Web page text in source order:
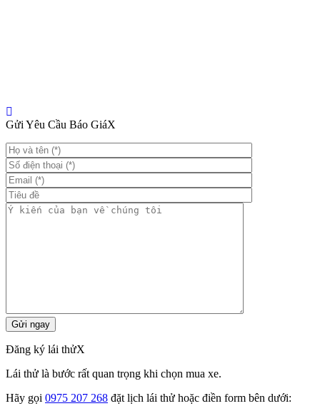
Gửi Yêu Cầu Báo GiáX
Đăng ký lái thửX
Lái thử là bước rất quan trọng khi chọn mua xe.
Hãy gọi 0975 207 268 đặt lịch lái thử hoặc điền form bên dưới: